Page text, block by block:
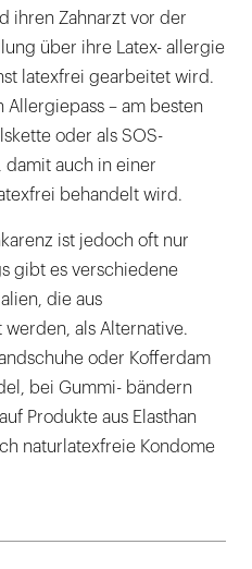
ihren Zahnarzt vor der
über ihre Latex- allergie
latexfrei gearbeitet wird.
– am besten
oder als SOS-
damit auch in einer
behandelt wird.
ist jedoch oft nur
gibt es verschiedene
die aus
als Alternative.
oder Kofferdam
bei Gummi- bändern
Produkte aus Elasthan
naturlatexfreie Kondome